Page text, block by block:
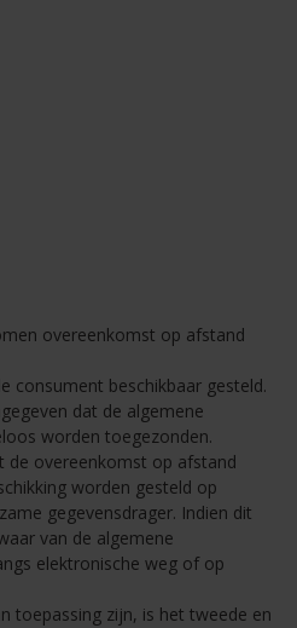
overeenkomst op afstand
consument beschikbaar gesteld.
dat de algemene
worden toegezonden.
de overeenkomst op afstand
worden gesteld op
gegevensdrager. Indien dit
van de algemene
elektronische weg of op
toepassing zijn, is het tweede en